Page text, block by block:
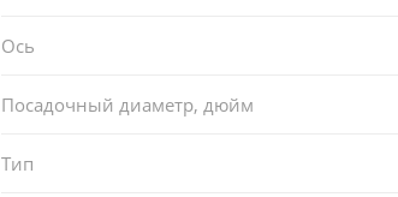
Ось
Посадочный диаметр, дюйм
Тип